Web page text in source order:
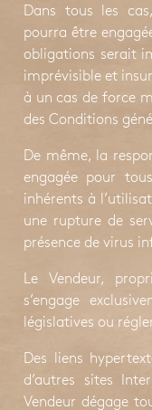
Dans tous les
pourra être
obligations serait
imprévisible et
à un cas de force
des Conditions
De même, la
engagée pour
inhérents à
une rupture de
présence de virus
Le Vendeur,
s’engage
législatives ou
Des liens
d’autres sites
Vendeur dégage